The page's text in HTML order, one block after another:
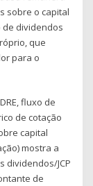
sobre o capital
de dividendos
que
para o
fluxo de
de cotação
capital
mostra a
dividendos/JCP
de